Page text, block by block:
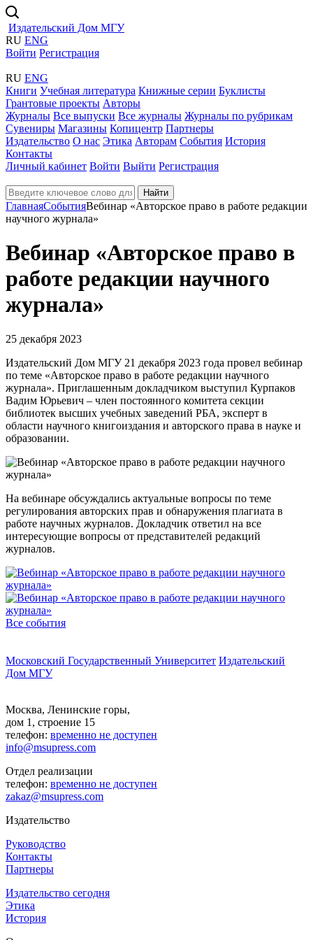
Издательский Дом МГУ
RU ENG
Войти Регистрация
RU ENG
Книги Учебная литература Книжные серии Буклисты
Грантовые проекты Авторы
Журналы Все выпуски Все журналы Журналы по рубрикам
Сувениры Магазины Копицентр Партнеры
Издательство О нас Этика Авторам События История
Контакты
Личный кабинет Войти Выйти Регистрация
Найти
ГлавнаяСобытияВебинар «Авторское право в работе редакции
научного журнала»
Вебинар «Авторское право в
работе редакции научного
журнала»
25 декабря 2023
Издательский Дом МГУ 21 декабря 2023 года провел вебинар
по теме «Авторское право в работе редакции научного
журнала». Приглашенным докладчиком выступил Курпаков
Вадим Юрьевич – член постоянного комитета секции
библиотек высших учебных заведений РБА, эксперт в
области научного книгоиздания и авторского права в науке и
образовании.
На вебинаре обсуждались актуальные вопросы по теме
регулирования авторских прав и обнаружения плагиата в
работе научных журналов. Докладчик ответил на все
интересующие вопросы от представителей редакций
журналов.
Все события
Московский Государственный Университет Издательский
Дом МГУ
Москва, Ленинские горы,
дом 1, строение 15
телефон: временно не доступен
info@msupress.com
Отдел реализации
телефон: временно не доступен
zakaz@msupress.com
Издательство
Руководство
Контакты
Партнеры
Издательство сегодня
Этика
История